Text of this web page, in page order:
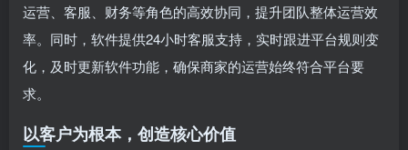
运营、客服、财务等角色的高效协同，提升团队整体运营效
率。同时，软件提供24小时客服支持，实时跟进平台规则变
化，及时更新软件功能，确保商家的运营始终符合平台要
求。
以客户为根本，创造核心价值